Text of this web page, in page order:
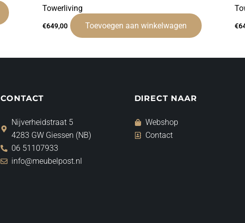
Towerliving
€649,00 Toevoegen aan winkelwagen €
CONTACT
Nijverheidstraat 5
4283 GW Giessen (NB)
06 51107933
info@meubelpost.nl
DIRECT NAAR
Webshop
Contact